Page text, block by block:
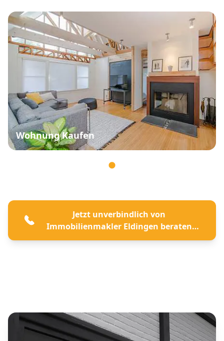
Wohnung Kaufen
Jetzt unverbindlich von
Immobilienmakler Eldingen beraten
lassen